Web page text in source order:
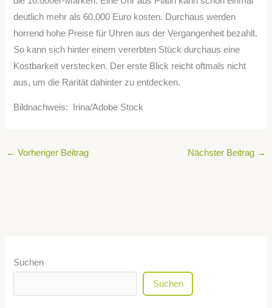
deutlich mehr als 60.000 Euro kosten. Durchaus werden
horrend hohe Preise für Uhren aus der Vergangenheit bezahlt.
So kann sich hinter einem vererbten Stück durchaus eine
Kostbarkeit verstecken. Der erste Blick reicht oftmals nicht
aus, um die Rarität dahinter zu entdecken.
Bildnachweis: Irina/Adobe Stock
← Vorheriger Beitrag Nächster Beitrag →
Suchen
Suchen